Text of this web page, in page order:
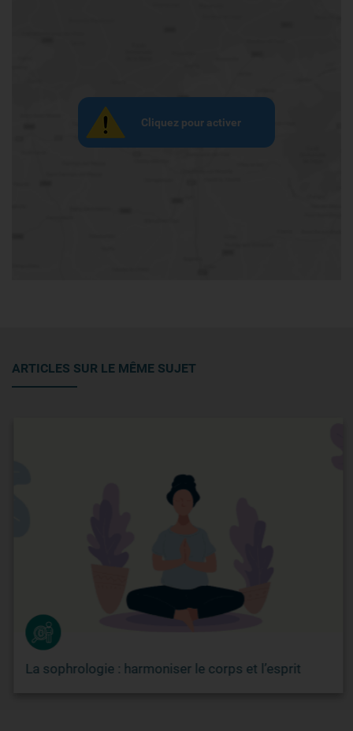
Cliquez pour activer
ARTICLES SUR LE MÊME SUJET
La sophrologie : harmoniser le corps et l’esprit